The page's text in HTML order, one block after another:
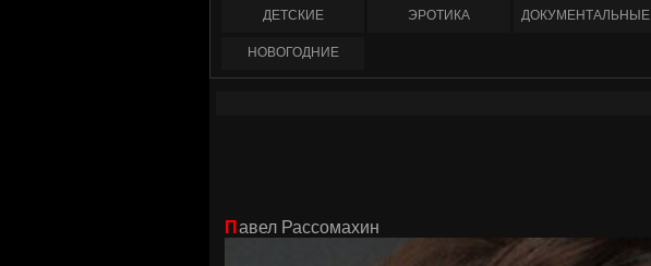
ДЕТСКИЕ ЭРОТИКА ДОКУМЕНТАЛЬНЫЕ
НОВОГОДНИЕ
Павел Рассомахин